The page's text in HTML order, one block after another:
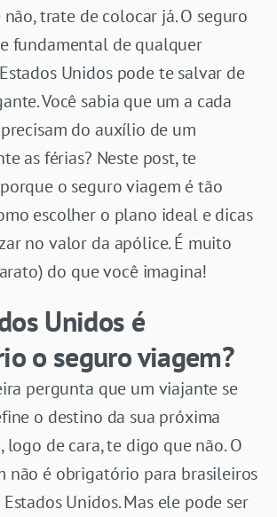
não, trate de colocar já. O seguro
fundamental de qualquer
Unidos pode te salvar de
Você sabia que um a cada
do auxílio de um
as férias? Neste post, te
o seguro viagem é tão
escolher o plano ideal e dicas
no valor da apólice. É muito
do que você imagina!
Unidos é
o seguro viagem?
pergunta que um viajante se
o destino da sua próxima
logo de cara, te digo que não. O
não é obrigatório para brasileiros
Unidos. Mas ele pode ser